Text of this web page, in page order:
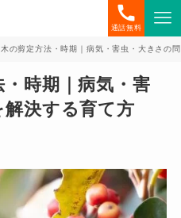
通話無料
木の剪定方法・時期｜病気・害虫・大きさの
時期｜病気・害
決する育て方